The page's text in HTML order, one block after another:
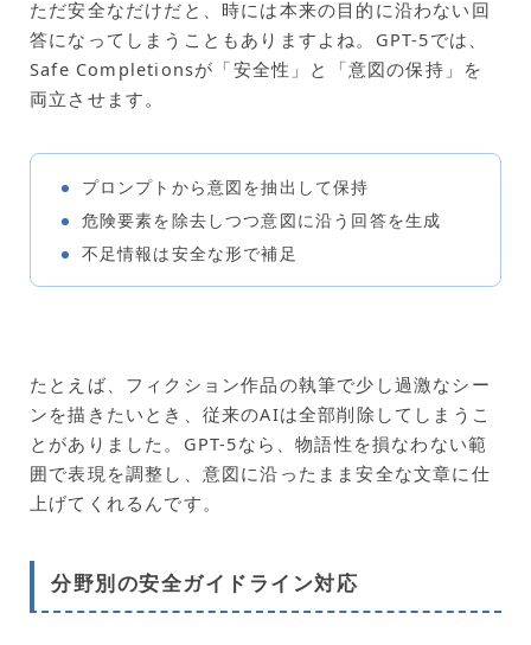
ただ安全なだけだと、時には本来の目的に沿わない回
答になってしまうこともありますよね。GPT-5では、
Safe Completionsが「安全性」と「意図の保持」を
両立させます。
プロンプトから意図を抽出して保持
危険要素を除去しつつ意図に沿う回答を生成
不足情報は安全な形で補足
たとえば、フィクション作品の執筆で少し過激なシー
ンを描きたいとき、従来のAIは全部削除してしまうこ
とがありました。GPT-5なら、物語性を損なわない範
囲で表現を調整し、意図に沿ったまま安全な文章に仕
上げてくれるんです。
分野別の安全ガイドライン対応